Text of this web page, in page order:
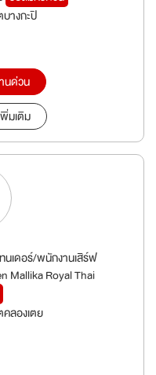
างกะปิ
นด่วน
มเติม
นเดอร์/พนักงานเสิร์ฟ
Mallika Royal Thai
ลองเตย